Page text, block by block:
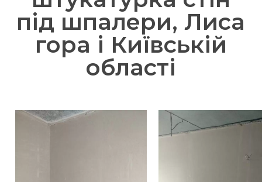
під шпалери, Лиса
гора і Київській
області